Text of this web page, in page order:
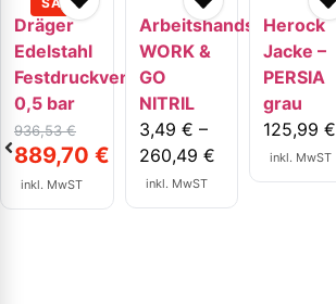
Dräger
Edelstahl
Festdruckventil
0,5 bar
936,53€
889,70 €
inkl. MwST
Arbeitshandschuhe
WORK &
GO
NITRIL
3,49 € –
260,49 €
inkl. MwST
Herock
Jacke –
PERSIA
grau
125,99 €
inkl. MwST